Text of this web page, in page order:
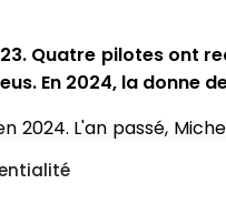
Quatre pilotes ont
En 2024, la donne
2024. L'an passé,
minimale devait
sanctions, la